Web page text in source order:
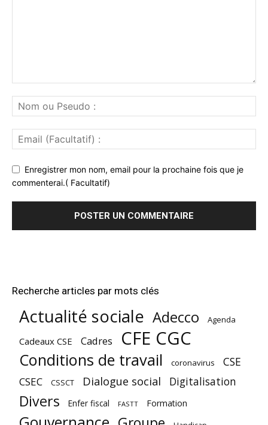
Enregistrer mon nom, email pour la prochaine fois que je
commenterai.( Facultatif)
Recherche articles par mots clés
Actualité sociale Adecco Agenda
Cadeaux CSE Cadres CFE CGC
Conditions de travail coronavirus CSE
CSEC CSSCT Dialogue social Digitalisation
Divers Enfer fiscal FASTT Formation